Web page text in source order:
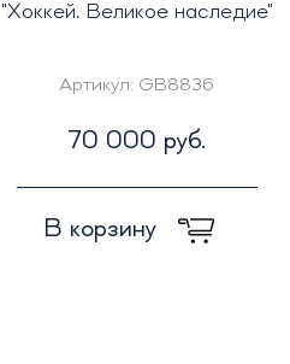
"Хоккей. Великое наследие"
Артикул: GB8836
70 000 руб.
В корзину